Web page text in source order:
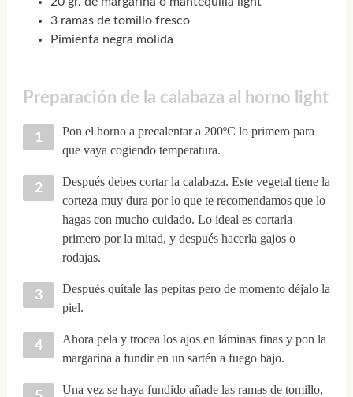
3 ramas de tomillo fresco
Pimienta negra molida
Preparación de la calabaza al horno light
Pon el horno a precalentar a 200ºC lo primero para
que vaya cogiendo temperatura.
Después debes cortar la calabaza. Este vegetal tiene la
corteza muy dura por lo que te recomendamos que lo
hagas con mucho cuidado. Lo ideal es cortarla
primero por la mitad, y después hacerla gajos o
rodajas.
Después quítale las pepitas pero de momento déjalo la
piel.
Ahora pela y trocea los ajos en láminas finas y pon la
margarina a fundir en un sartén a fuego bajo.
Una vez se haya fundido añade las ramas de tomillo,